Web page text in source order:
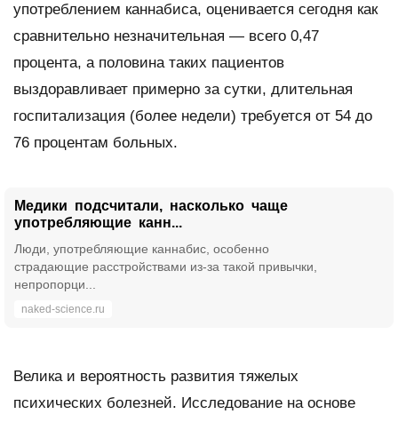
употреблением каннабиса, оценивается сегодня как
сравнительно незначительная — всего 0,47
процента, а половина таких пациентов
выздоравливает примерно за сутки, длительная
госпитализация (более недели) требуется от 54 до
76 процентам больных.
Медики подсчитали, насколько чаще
употребляющие канн...
Люди, употребляющие каннабис, особенно
страдающие расстройствами из-за такой привычки,
непропорци...
naked-science.ru
Велика и вероятность развития тяжелых
психических болезней. Исследование на основе